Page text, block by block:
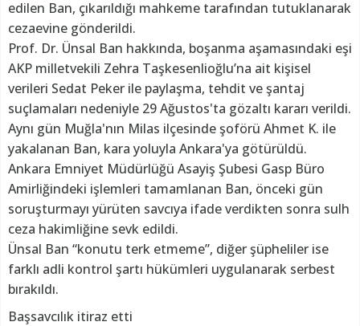
edilen Ban, çıkarıldığı mahkeme tarafından tutuklanarak
cezaevine gönderildi.
Prof. Dr. Ünsal Ban hakkında, boşanma aşamasındaki eşi
AKP milletvekili Zehra Taşkesenlioğlu’na ait kişisel
verileri Sedat Peker ile paylaşma, tehdit ve şantaj
suçlamaları nedeniyle 29 Ağustos'ta gözaltı kararı verildi.
Aynı gün Muğla'nın Milas ilçesinde şoförü Ahmet K. ile
yakalanan Ban, kara yoluyla Ankara'ya götürüldü.
Ankara Emniyet Müdürlüğü Asayiş Şubesi Gasp Büro
Amirliğindeki işlemleri tamamlanan Ban, önceki gün
soruşturmayı yürüten savcıya ifade verdikten sonra sulh
ceza hakimliğine sevk edildi.
Ünsal Ban “konutu terk etmeme”, diğer şüpheliler ise
farklı adli kontrol şartı hükümleri uygulanarak serbest
bırakıldı.
Başsavcılık itiraz etti